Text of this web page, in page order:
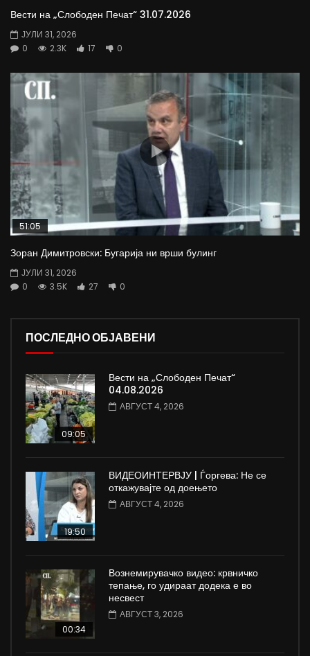
Вести на „Слободен Печат“ 31.07.2026
ЈУЛИ 31, 2026
0
2.3K 17 0
51:05
Зоран Димитровски: Бугарија ни врши булинг
ЈУЛИ 31, 2026
0
3.5K 27 0
ПОСЛЕДНО ОБЈАВЕНИ
09:05
Вести на „Слободен Печат“
04.08.2026
АВГУСТ 4, 2026
19:50
ВИДЕОИНТЕРВЈУ | Ѓоргева: Не се
откажувајте од доењето
АВГУСТ 4, 2026
00:34
Вознемирувачко видео: крвничко
тепање, го удираат додека е во
несвест
АВГУСТ 3, 2026